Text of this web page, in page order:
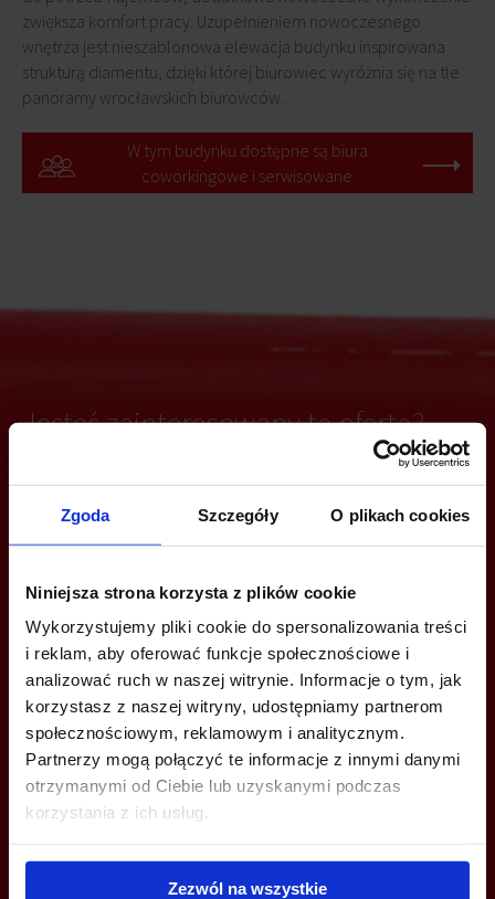
Zgoda Szczegóły O plikach cookies
Niniejsza strona korzysta z plików cookie
Wykorzystujemy pliki cookie do spersonalizowania treści
i reklam, aby oferować funkcje społecznościowe i
analizować ruch w naszej witrynie. Informacje o tym, jak
korzystasz z naszej witryny, udostępniamy partnerom
społecznościowym, reklamowym i analitycznym.
Partnerzy mogą połączyć te informacje z innymi danymi
otrzymanymi od Ciebie lub uzyskanymi podczas
korzystania z ich usług.
Zezwól na wszystkie
zwiększa komfort pracy. Uzupełnieniem nowoczesnego
wnętrza jest nieszablonowa elewacja budynku inspirowana
strukturą diamentu, dzięki której biurowiec wyróżnia się na tle
panoramy wrocławskich biurowców.
W tym budynku dostępne są biura
coworkingowe i serwisowane
Jesteś zainteresowany tą ofertą?
ZADZWOŃ I DOWIEDZ SIĘ WIĘCEJ
+48 660 661 183
katarzyna.krokosinska@jll.com
Adriana Kiestrzyń
+48 784 906 872
adriana.kiestrzyn@jll.com